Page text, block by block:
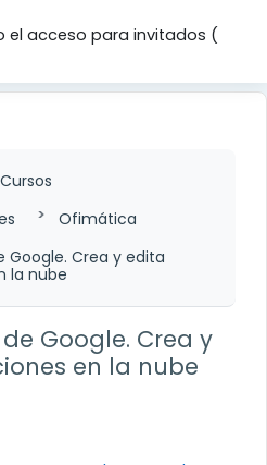
el acceso para invitados (
Cursos
Ofimática
Google. Crea y edita
la nube
Google. Crea y
en la nube